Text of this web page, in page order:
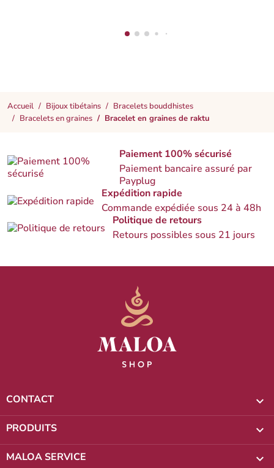
Accueil Bijoux tibétains
Bracelets bouddhistes
Bracelets en graines
Bracelet en graines de raktu
Paiement 100% sécurisé
Paiement bancaire assuré par
Payplug
Expédition rapide
Commande expédiée sous 24 à 48h
Politique de retours
Retours possibles sous 21 jours
CONTACT 
PRODUITS 
MALOA SERVICE 